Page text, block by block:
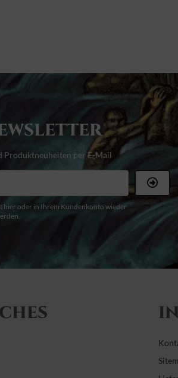
Produktneuheiten per E-Mail
hier oder in Ihrem Kundenkonto wieder